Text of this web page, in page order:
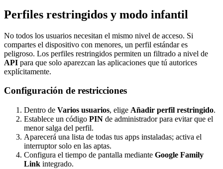
Perfiles restringidos y modo infantil
No todos los usuarios necesitan el mismo nivel de acceso. Si
compartes el dispositivo con menores, un perfil estándar es
peligroso. Los perfiles restringidos permiten un filtrado a nivel de
API para que solo aparezcan las aplicaciones que tú autorices
explícitamente.
Configuración de restricciones
Dentro de Varios usuarios, elige Añadir perfil restringido.
Establece un código PIN de administrador para evitar que el
menor salga del perfil.
Aparecerá una lista de todas tus apps instaladas; activa el
interruptor solo en las aptas.
Configura el tiempo de pantalla mediante Google Family
Link integrado.